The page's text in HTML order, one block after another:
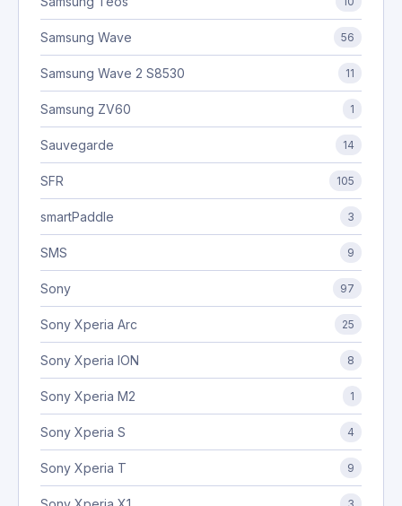
Samsung Wave 56
Samsung Wave 2 S8530 11
Samsung ZV60 1
Sauvegarde 14
SFR 105
smartPaddle 3
SMS 9
Sony 97
Sony Xperia Arc 25
Sony Xperia ION 8
Sony Xperia M2 1
Sony Xperia S 4
Sony Xperia T 9